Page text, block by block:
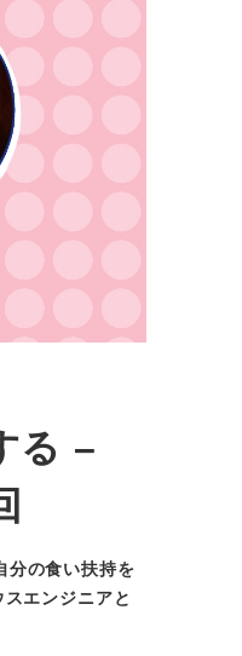
る –
分の食い扶持を
エンジニアと